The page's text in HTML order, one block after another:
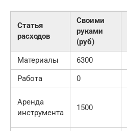
Статья
расходов
Своими
руками
(руб)
Материалы 6300
Работа
0
Аренда
инструмента
1500